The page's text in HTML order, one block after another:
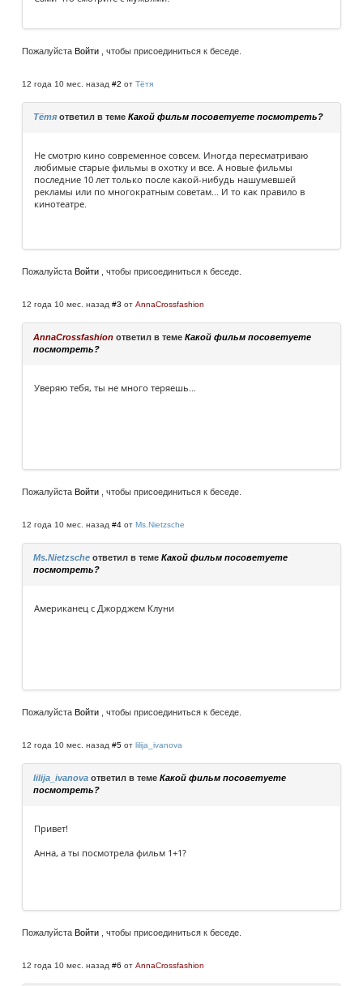
Пожалуйста Войти , чтобы присоединиться к беседе.
12 года 10 мес. назад #2 от Тётя
Тётяответил в теме Какой фильм посоветуете посмотреть?
Не смотрю кино современное совсем. Иногда пересматриваю
любимые старые фильмы в охотку и все. А новые фильмы
последние 10 лет только после какой-нибудь нашумевшей
рекламы или по многократным советам... И то как правило в
кинотеатре.
Пожалуйста Войти , чтобы присоединиться к беседе.
12 года 10 мес. назад #3 от AnnaCrossfashion
AnnaCrossfashion ответил в теме Какой фильм посоветуете
посмотреть?
Уверяю тебя, ты не много теряешь...
Пожалуйста Войти , чтобы присоединиться к беседе.
12 года 10 мес. назад #4 от Ms.Nietzsche
Ms.Nietzsche ответил в теме Какой фильм посоветуете
посмотреть?
Американец с Джорджем Клуни
Пожалуйста Войти , чтобы присоединиться к беседе.
12 года 10 мес. назад #5 от lilija_ivanova
lilija_ivanova ответил в теме Какой фильм посоветуете
посмотреть?
Привет!
Анна, а ты посмотрела фильм 1+1?
Пожалуйста Войти , чтобы присоединиться к беседе.
12 года 10 мес. назад #6 от AnnaCrossfashion